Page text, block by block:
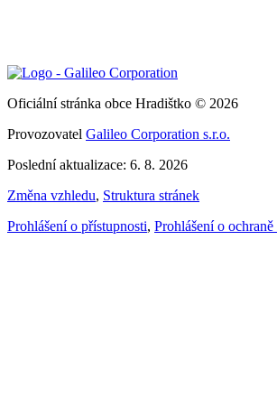
Oficiální stránka obce Hradištko © 2026
Provozovatel Galileo Corporation s.r.o.
Poslední aktualizace: 6. 8. 2026
Změna vzhledu, Struktura stránek
Prohlášení o přístupnosti, Prohlášení o